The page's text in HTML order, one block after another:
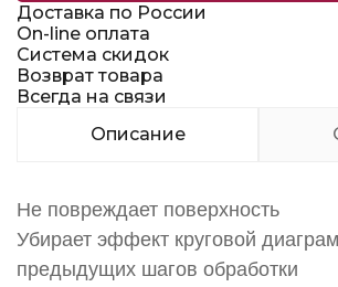
Доставка по России
On-line оплата
Система скидок
Возврат товара
Всегда на связи
Описание
Не повреждает поверхность
Убирает эффект круговой
предыдущих шагов обработки